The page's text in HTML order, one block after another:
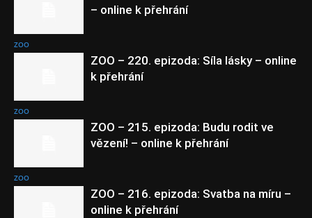
ZOO
– online k přehrání
ZOO
ZOO – 220. epizoda: Síla lásky – online
k přehrání
ZOO
ZOO – 215. epizoda: Budu rodit ve
vězení! – online k přehrání
ZOO – 216. epizoda: Svatba na míru –
online k přehrání